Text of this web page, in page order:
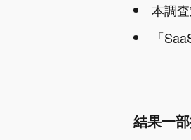
本調
「
結果一